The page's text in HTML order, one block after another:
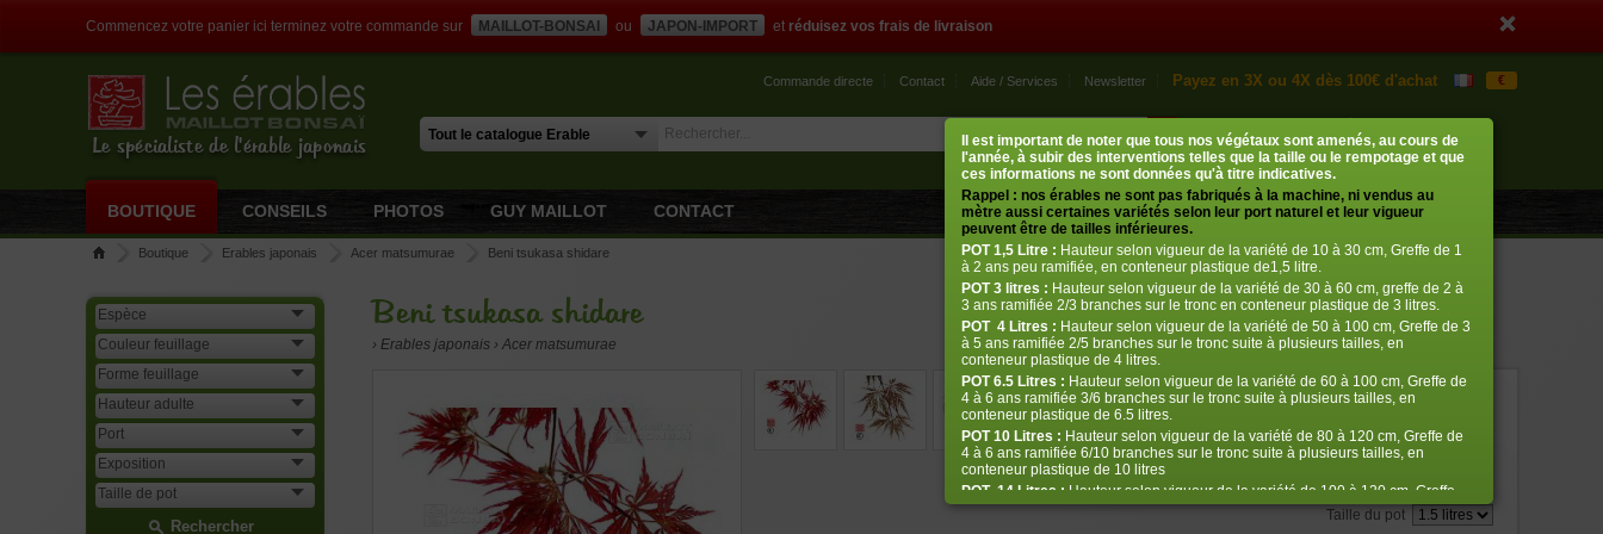
Commencez votre panier ici terminez votre commande sur MAILLOT-BONSAI ou JAPON-IMPORT et réduisez vos frais de livraison
Le spécialiste de l'érable japonais
Commande directe Contact Aide / Services Newsletter Payez en 3X ou 4X dès 100€ d'achat €
› me connecter
Mon panier
0 article
BOUTIQUE CONSEILS PHOTOS GUY MAILLOT CONTACT
Boutique Erables japonais Acer matsumurae Beni tsukasa shidare
Rechercher
Beni tsukasa shidare
› Erables japonais › Acer matsumurae
26,50
Bien choisir la taille
Taille du pot
Il est important de noter que tous nos végétaux sont amenés, au cours de
l'année, à subir des interventions telles que la taille ou le rempotage et que
ces informations ne sont données qu'à titre indicatives.
Rappel : nos érables ne sont pas fabriqués à la machine, ni vendus au
mètre aussi certaines variétés selon leur port naturel et leur vigueur
peuvent être de tailles inférieures.
POT1,5 Litre : Hauteur selon vigueur de la variété de 10 à 30 cm, Greffe de 1
à 2 ans peu ramifiée, en conteneur plastique de1,5 litre.
POT3 litres : Hauteur selon vigueur de la variété de 30 à 60 cm, greffe de 2 à
3 ans ramifiée 2/3 branches sur le tronc en conteneur plastique de 3 litres.
POT 4 Litres : Hauteur selon vigueur de la variété de 50 à 100 cm, Greffe de 3
à 5 ans ramifiée 2/5 branches sur le tronc suite à plusieurs tailles, en
conteneur plastique de 4 litres.
POT 6.5 Litres : Hauteur selon vigueur de la variété de 60 à 100 cm, Greffe de
4 à 6 ans ramifiée 3/6 branches sur le tronc suite à plusieurs tailles, en
conteneur plastique de 6.5 litres.
POT 10 Litres : Hauteur selon vigueur de la variété de 80 à 120 cm, Greffe de
4 à 6 ans ramifiée 6/10 branches sur le tronc suite à plusieurs tailles, en
conteneur plastique de 10 litres
POT 14 Litres : Hauteur selon vigueur de la variété de 100 à 120 cm, Greffe
de 5 à 8 ans ramifiée 10/12 branches suite à plusieurs tailles, en conteneur